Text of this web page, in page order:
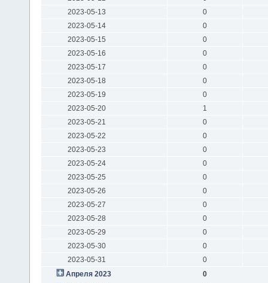
2023-05-13
0
2023-05-14
0
2023-05-15
0
2023-05-16
0
2023-05-17
0
2023-05-18
0
2023-05-19
0
2023-05-20
1
2023-05-21
0
2023-05-22
0
2023-05-23
0
2023-05-24
0
2023-05-25
0
2023-05-26
0
2023-05-27
0
2023-05-28
0
2023-05-29
0
2023-05-30
0
2023-05-31
0
Апреля 2023
0